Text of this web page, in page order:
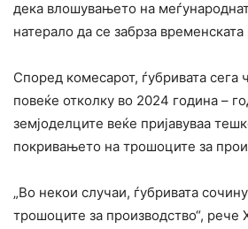
дека влошувањето на
натерало да се забрза временската
Според комесарот, ѓубривата сега
повеќе отколку во 2024 година –
земјоделците веќе пријавуваа
покривањето на трошоците за
„Во некои случаи, ѓубривата
трошоците за производство“, рече